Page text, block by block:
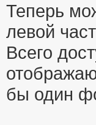
Теперь
левой
Всего
бы один